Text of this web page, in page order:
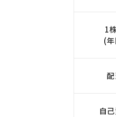
1
(
自